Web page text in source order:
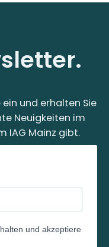
und erhalten Sie
Neuigkeiten im
IAG Mainz gibt.